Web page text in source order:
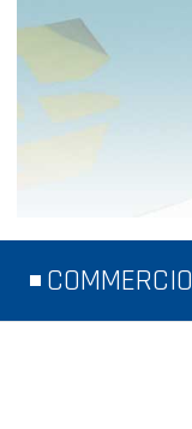
COMMERCIO